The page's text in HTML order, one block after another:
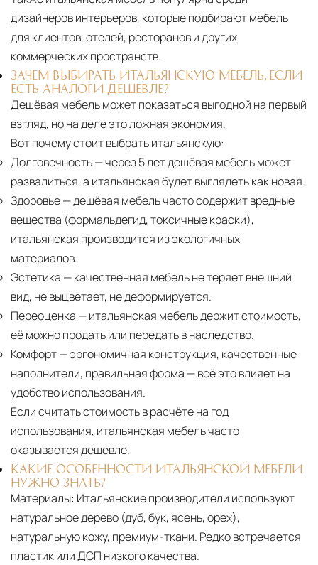
дизайнеров интерьеров, которые подбирают мебель
для клиентов, отелей, ресторанов и других
коммерческих пространств.
ЗАЧЕМ ВЫБИРАТЬ ИТАЛЬЯНСКУЮ МЕБЕЛЬ, ЕСЛИ
ЕСТЬ АНАЛОГИ ДЕШЕВЛЕ?
Дешёвая мебель может показаться выгодной на первый
взгляд, но на деле это ложная экономия.
Вот почему стоит выбрать итальянскую:
Долговечность— через 5 лет дешёвая мебель может
развалиться, а итальянская будет выглядеть как новая.
Здоровье— дешёвая мебель часто содержит вредные
вещества (формальдегид, токсичные краски),
итальянская производится из экологичных
материалов.
Эстетика — качественная мебель не теряет внешний
вид, не выцветает, не деформируется.
Переоценка — итальянская мебель держит стоимость,
её можно продать или передать в наследство.
Комфорт— эргономичная конструкция, качественные
наполнители, правильная форма — всё это влияет на
удобство использования.
Если считать стоимость в расчёте на год
использования, итальянская мебель часто
оказывается дешевле.
КАКИЕ ОСОБЕННОСТИ ИТАЛЬЯНСКОЙ МЕБЕЛИ
НУЖНО ЗНАТЬ?
Материалы: Итальянские производители используют
натуральное дерево (дуб, бук, ясень, орех),
натуральную кожу, премиум-ткани. Редко встречается
пластик или ДСП низкого качества.